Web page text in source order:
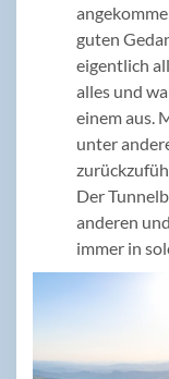
guten
eigentlich
alles und
einem aus.
unter
Der
anderen
immer in